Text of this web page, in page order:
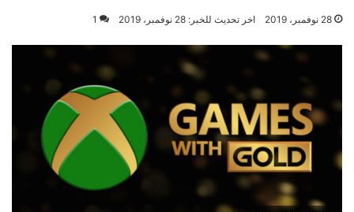
28 نوفمبر، 2019 اخر تحديث للخبر: 28 نوفمبر، 2019 1